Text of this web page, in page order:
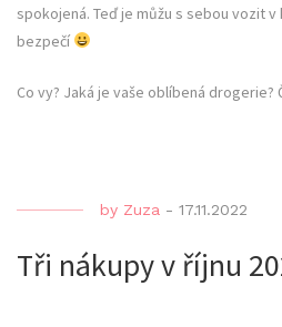
spokojená. Teď je můžu s sebou vozit
bezpečí
Co vy? Jaká je vaše oblíbená drogerie?
by Zuza - 17.11.2022
Tři nákupy v říjnu